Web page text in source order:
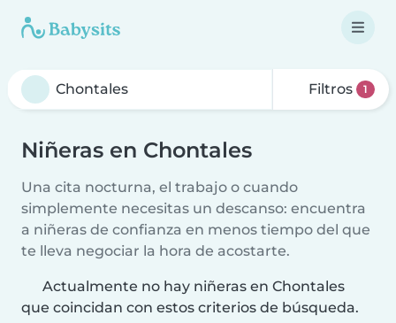
Filtros 1
Niñeras en Chontales
Una cita nocturna, el trabajo o cuando
simplemente necesitas un descanso: encuentra
a niñeras de confianza en menos tiempo del que
te lleva negociar la hora de acostarte.
Actualmente no hay niñeras en Chontales
que coincidan con estos criterios de búsqueda.